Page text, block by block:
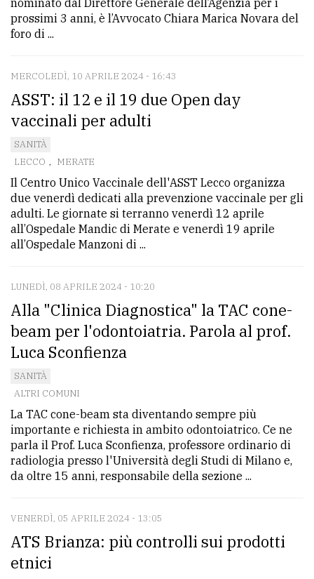
Cookie
policy
prossimi 3 anni, è l’Avvocato Chiara Marica Novara del
foro di ...
MERCOLEDÌ, 10 APRILE 2024 - 16:43
ASST: il 12 e il 19 due Open day
vaccinali per adulti
SANITÀ
LECCO , MERATE
Il Centro Unico Vaccinale dell'ASST Lecco organizza
due venerdì dedicati alla prevenzione vaccinale per gli
adulti. Le giornate si terranno venerdì 12 aprile
all’Ospedale Mandic di Merate e venerdì 19 aprile
all’Ospedale Manzoni di ...
LUNEDÌ, 08 APRILE 2024 - 10:20
Alla "Clinica Diagnostica" la TAC cone-
beam per l'odontoiatria. Parola al prof.
Luca Sconfienza
SANITÀ
ALTRI COMUNI
La TAC cone-beam sta diventando sempre più
importante e richiesta in ambito odontoiatrico. Ce ne
parla il Prof. Luca Sconfienza, professore ordinario di
radiologia presso l'Università degli Studi di Milano e,
da oltre 15 anni, responsabile della sezione ...
VENERDÌ, 05 APRILE 2024 - 13:05
ATS Brianza: più controlli sui prodotti
etnici